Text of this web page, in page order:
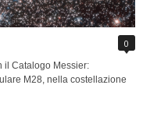
0
il Catalogo Messier:
M28, nella costellazione